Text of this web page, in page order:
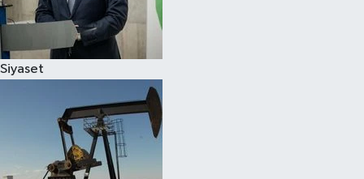
Siyaset
Spor
Çocuk
Eğitim